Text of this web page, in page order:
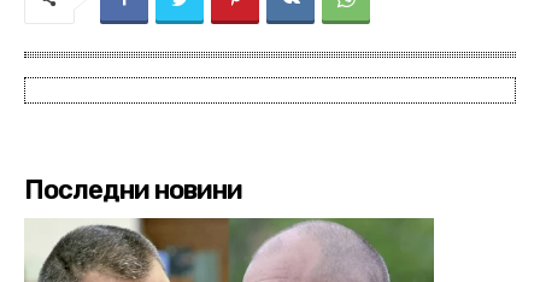
Последни новини